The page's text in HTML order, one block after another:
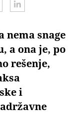
nema snage
a ona je, po
rešenje,
i